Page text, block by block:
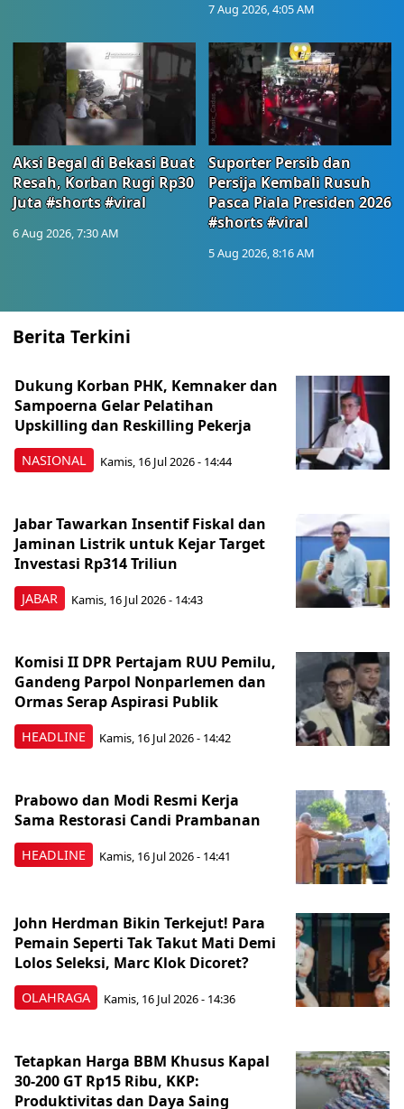
7 Aug 2026, 4:05 AM
Aksi Begal di Bekasi Buat
Resah, Korban Rugi Rp30
Juta #shorts #viral
6 Aug 2026, 7:30 AM
Suporter Persib dan
Persija Kembali Rusuh
Pasca Piala Presiden 2026
#shorts #viral
5 Aug 2026, 8:16 AM
Berita Terkini
NASIONAL
Dukung Korban PHK, Kemnaker dan
Sampoerna Gelar Pelatihan
Upskilling dan Reskilling Pekerja
Kamis, 16 Jul 2026 - 14:44
JABAR
Jabar Tawarkan Insentif Fiskal dan
Jaminan Listrik untuk Kejar Target
Investasi Rp314 Triliun
Kamis, 16 Jul 2026 - 14:43
HEADLINE
Komisi II DPR Pertajam RUU Pemilu,
Gandeng Parpol Nonparlemen dan
Ormas Serap Aspirasi Publik
Kamis, 16 Jul 2026 - 14:42
HEADLINE
Prabowo dan Modi Resmi Kerja
Sama Restorasi Candi Prambanan
Kamis, 16 Jul 2026 - 14:41
OLAHRAGA
John Herdman Bikin Terkejut! Para
Pemain Seperti Tak Takut Mati Demi
Lolos Seleksi, Marc Klok Dicoret?
Kamis, 16 Jul 2026 - 14:36
Tetapkan Harga BBM Khusus Kapal
30-200 GT Rp15 Ribu, KKP:
Produktivitas dan Daya Saing